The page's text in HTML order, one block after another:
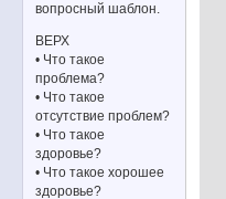
вопросный шаблон.
ВЕРХ
• Что такое
проблема?
• Что такое
отсутствие проблем?
• Что такое
здоровье?
• Что такое хорошее
здоровье?